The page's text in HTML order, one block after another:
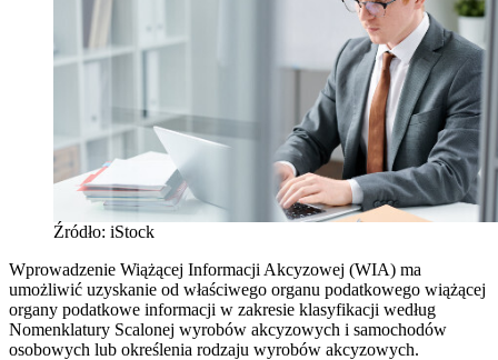
Źródło: iStock
Wprowadzenie Wiążącej Informacji Akcyzowej (WIA) ma
umożliwić uzyskanie od właściwego organu podatkowego wiążącej
organy podatkowe informacji w zakresie klasyfikacji według
Nomenklatury Scalonej wyrobów akcyzowych i samochodów
osobowych lub określenia rodzaju wyrobów akcyzowych.